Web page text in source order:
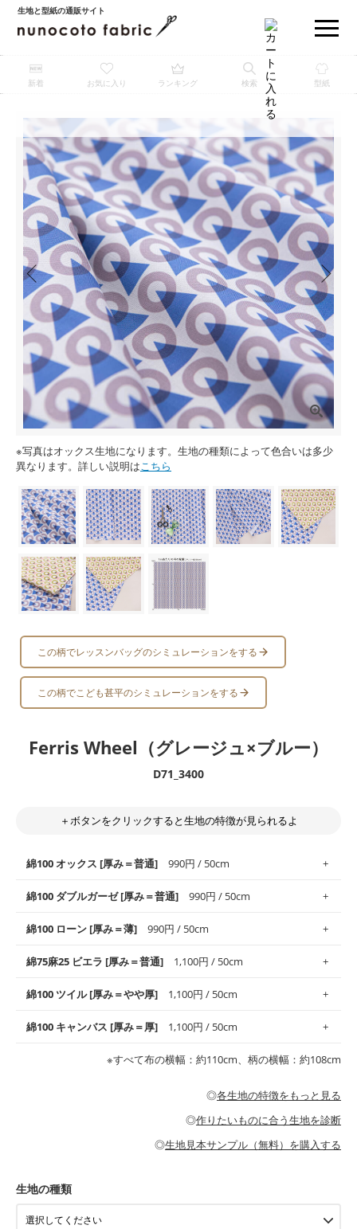
生地と型紙の通販サイト
新着 お気に入り ランキング 検索 型紙
※写真はオックス生地になります。生地の種類によって色合いは多少
異なります。詳しい説明はこちら
この柄でレッスンバッグのシミュレーションをする
この柄でこども甚平のシミュレーションをする
Ferris Wheel（グレージュ×ブルー）
D71_3400
＋ボタンをクリックすると生地の特徴が見られるよ
綿100 オックス [厚み＝普通] 990円 / 50cm
使いやすさNo.1！しなやかさと適度な張りを併せ持ち、通気性の
高さがオックス生地の特徴です。当サイトのオックス生地は、
般にお使いいただけます。
※レッスンバッグ、上履き袋などの通園通学グッズにはツイル生
・布団カバーなどの寝具、カーテン
綿100 ダブルガーゼ [厚み＝普通] 990円 / 50cm
柔らかくふんわりとした肌触りが特徴です。ベビー用品やハンカ
チなど直接肌に触れるアイテムに最適です。高い吸湿性・通気性
す。
・スタイ、おくるみなどのベビーグッズ
・ブラウス、チュニック、ワンピースなどの洋服
・パジャマなどの寝具
綿100 ローン [厚み＝薄] 990円 / 50cm
上質で薄手の平織りの生地です。軽やかさとなめらかな手触りの
良さが魅力。透け感があるので、涼しげなトップスなどに最適で
・ブラウス、シャツ、チュニックなどのトップス
綿75麻25 ビエラ [厚み＝普通] 1,100円 / 50cm
コットン75％リネン25％の当店のビエラ生地は、オックス生地よ
りもふんわりとした柔らかい質感と適度な落ち感を感じられるの
綿100 ツイル [厚み＝やや厚] 1,100円 / 50cm
綾織りの生地です。しっかりとした張りと厚みがありながらも柔
らかいのが特徴です。生地の厚みは中厚手です。1枚でも透け感
・カーテン、エプロン、テーブルクロスなどの暮らしのアイテム
・パンツ、タックスカートなどのボトムス
もっと詳しく見る
綿100 キャンバス [厚み＝厚] 1,100円 / 50cm
耐久性があります。トートバッグ・ポーチ・ペンケースなどの布
小物、インテリア用品に向いています。
・工作用エプロン
もっと詳しく見る
※すべて布の横幅：約110cm、柄の横幅：約108cm
◎各生地の特徴をもっと見る
◎作りたいものに合う生地を診断
◎生地見本サンプル（無料）を購入する
生地の種類